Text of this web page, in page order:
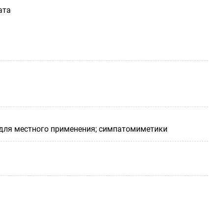
местного применения; симпатомиметики